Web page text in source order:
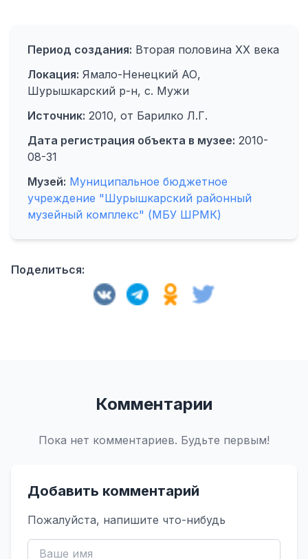
Период создания: Вторая половина XX века
Локация: Ямало-Ненецкий АО,
Шурышкарский р-н, с. Мужи
Источник: 2010, от Барилко Л.Г.
Дата регистрация объекта в музее: 2010-
08-31
Музей: Муниципальное бюджетное
учреждение "Шурышкарский районный
музейный комплекс" (МБУ ШРМК)
Поделиться:
Комментарии
Пока нет комментариев. Будьте первым!
Добавить комментарий
Пожалуйста, напишите что-нибудь